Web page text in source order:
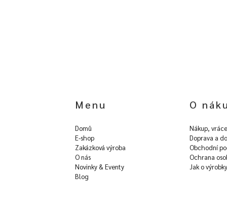
Menu
Domů
E-shop
Zakázková výroba
O nás
Novinky & Eventy
Blog
O
Nákup,
Doprava a
Obchodní
Ochrana
Jak o